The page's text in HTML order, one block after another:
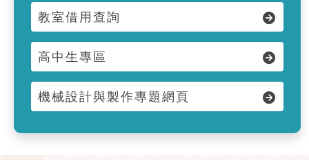
教室借用查詢
高中生專區
機械設計與製作專題網頁